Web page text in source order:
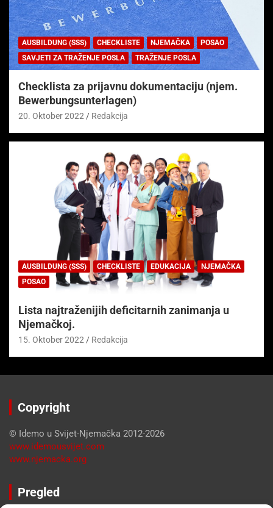
AUSBILDUNG (SSS) CHECKLISTE NJEMAČKA
POSAO
SAVJETI ZA TRAŽENJE POSLA
TRAŽENJE POSLA
Checklista za prijavnu dokumentaciju (njem.
Bewerbungsunterlagen)
20. Oktober 2022 Redakcija
AUSBILDUNG (SSS) CHECKLISTE EDUKACIJA
NJEMAČKA
POSAO
Lista najtraženijih deficitarnih zanimanja u
Njemačkoj.
15. Oktober 2022 Redakcija
Copyright
© Idemo u Svijet-Njemačka 2012-2026
www.idemousvijet.com
www.njemacka.org
Pregled